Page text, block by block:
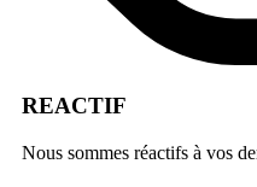
REACTIF
Nous sommes réactifs à vos